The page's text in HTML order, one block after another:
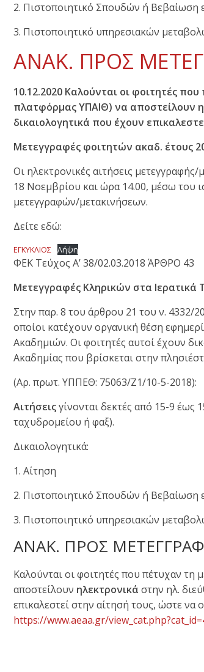
2. Πιστοποιητικό Σπουδών ή Βεβαίωση
3. Πιστοποιητικό υπηρεσιακών
ΑΝΑΚ. ΠΡΟΣ
10.12.2020 Καλούνται οι φοιτητές
πλατφόρμας ΥΠΑΙΘ) να αποστείλουν
δικαιολογητικά που έχουν
Μετεγγραφές φοιτητών ακαδ. έτους
Οι ηλεκτρονικές αιτήσεις
18 Νοεμβρίου και ώρα 14.00, μέσω του
μετεγγραφών/μετακινήσεων.
Δείτε εδώ:
ΕΓΚΥΚΛΙΟΣ Λήψη
ΦΕΚ Τεύχος Α’ 38/02.03.2018 ΆΡΘΡΟ 43
Μετεγγραφές Κληρικών στα
Στην παρ. 8 του άρθρου 21 του ν. 4332/
οποίοι κατέχουν οργανική θέση
Ακαδημιών. Οι φοιτητές αυτοί έχουν
Ακαδημίας που βρίσκεται στην
(Αρ. πρωτ. ΥΠΠΕΘ: 75063/Ζ1/10-5-2018):
Αιτήσειςγίνονται δεκτές από 15-9
ταχυδρομείου ή φαξ).
Δικαιολογητικά:
1. Αίτηση
2. Πιστοποιητικό Σπουδών ή Βεβαίωση
3. Πιστοποιητικό υπηρεσιακών
ΑΝΑΚ. ΠΡΟΣ
Καλούνται οι φοιτητές που πέτυχαν
αποστείλουν ηλεκτρονικά στην ηλ.
επικαλεστεί στην αίτησή τους, ώστε
https://www.aeaa.gr/